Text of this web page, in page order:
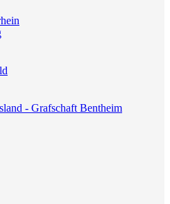
- Grafschaft Bentheim